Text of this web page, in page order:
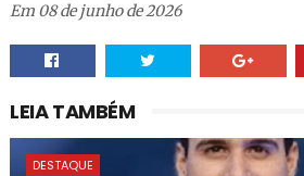
Em 08 de junho de 2026
LEIA TAMBÉM
DESTAQUE